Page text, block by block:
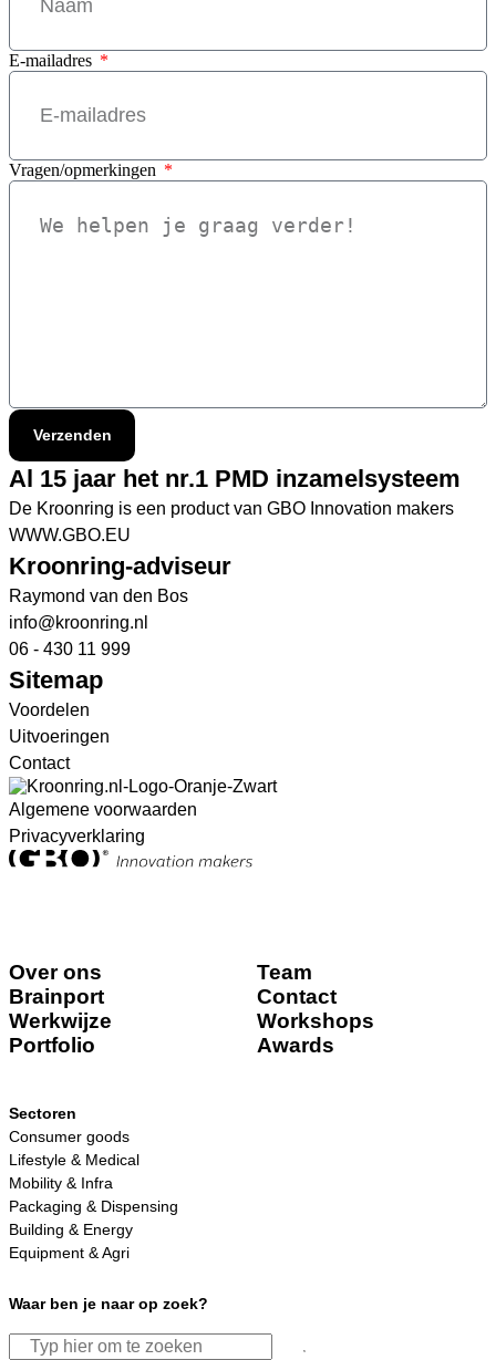
E-mailadres
Vragen/opmerkingen
Verzenden
Al 15 jaar het nr.1 PMD inzamelsysteem
De Kroonring is een product van GBO Innovation makers
WWW.GBO.EU
Kroonring-adviseur
Raymond van den Bos
info@kroonring.nl
06 - 430 11 999
Sitemap
Voordelen
Uitvoeringen
Contact
Algemene voorwaarden
Privacyverklaring
Over ons
Brainport
Werkwijze
Portfolio
Team
Contact
Workshops
Awards
Sectoren
Consumer goods
Lifestyle & Medical
Mobility & Infra
Packaging & Dispensing
Building & Energy
Equipment & Agri
Waar ben je naar op zoek?